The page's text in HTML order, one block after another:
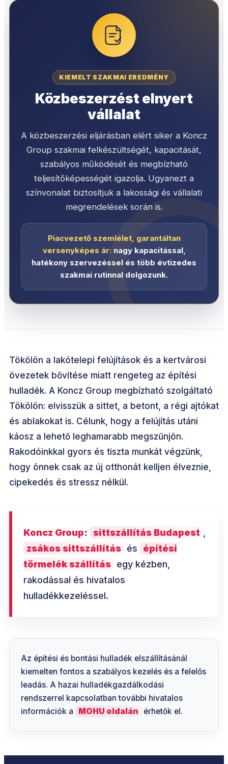
KIEMELT SZAKMAI EREDMÉNY
Közbeszerzést elnyert
vállalat
A közbeszerzési eljárásban elért siker a Koncz
Group szakmai felkészültségét, kapacitását,
szabályos működését és megbízható
teljesítőképességét igazolja. Ugyanezt a
színvonalat biztosítjuk a lakossági és vállalati
megrendelések során is.
Piacvezető szemlélet, garantáltan
versenyképes ár:nagy kapacitással,
hatékony szervezéssel és több évtizedes
szakmai rutinnal dolgozunk.
Tökölön a lakótelepi felújítások és a kertvárosi
övezetek bővítése miatt rengeteg az építési
hulladék. A Koncz Group megbízható szolgáltató
Tökölön: elvisszük a sittet, a betont, a régi ajtókat
és ablakokat is. Célunk, hogy a felújítás utáni
káosz a lehető leghamarabb megszűnjön.
Rakodóinkkal gyors és tiszta munkát végzünk,
hogy önnek csak az új otthonát kelljen élveznie,
cipekedés és stressz nélkül.
Koncz Group: sittszállítás Budapest
zsákos sittszállítás és
építési
törmelék szállítás egy kézben,
rakodással és hivatalos
hulladékkezeléssel.
Az építési és bontási hulladék elszállításánál
kiemelten fontos a szabályos kezelés és a felelős
leadás. A hazai hulladékgazdálkodási
rendszerrel kapcsolatban további hivatalos
információk a
MOHU oldalán érhetők el.